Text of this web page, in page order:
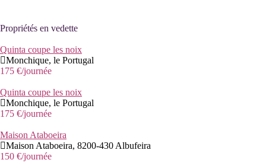
Propriétés en vedette
Quinta coupe les noix
Monchique, le Portugal
175 €/journée
Quinta coupe les noix
Monchique, le Portugal
175 €/journée
Maison Ataboeira
Maison Ataboeira, 8200-430 Albufeira
150 €/journée